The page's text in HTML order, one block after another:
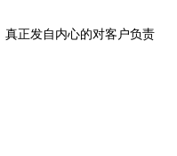
真正发自内心的对客户负责